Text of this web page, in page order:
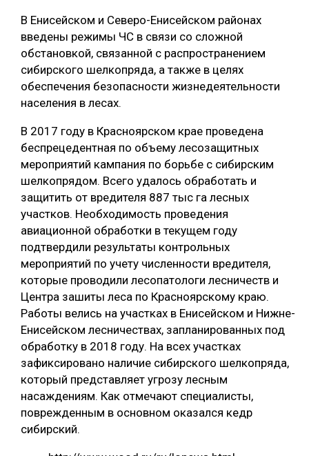
В Енисейском и Северо-Енисейском районах
введены режимы ЧС в связи со сложной
обстановкой, связанной с распространением
сибирского шелкопряда, а также в целях
обеспечения безопасности жизнедеятельности
населения в лесах.
В 2017 году в Красноярском крае проведена
беспрецедентная по объему лесозащитных
мероприятий кампания по борьбе с сибирским
шелкопрядом. Всего удалось обработать и
защитить от вредителя 887 тыс га лесных
участков. Необходимость проведения
авиационной обработки в текущем году
подтвердили результаты контрольных
мероприятий по учету численности вредителя,
которые проводили лесопатологи лесничеств и
Центра зашиты леса по Красноярскому краю.
Работы велись на участках в Енисейском и Нижне-
Енисейском лесничествах, запланированных под
обработку в 2018 году. На всех участках
зафиксировано наличие сибирского шелкопряда,
который представляет угрозу лесным
насаждениям. Как отмечают специалисты,
поврежденным в основном оказался кедр
сибирский.